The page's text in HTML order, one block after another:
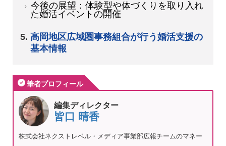
今後の展望：体験型や体づくりを取り入れ
た婚活イベントの開催
高岡地区広域圏事務組合が行う婚活支援の
基本情報
筆者プロフィール
編集ディレクター
皆口 晴香
株式会社ネクストレベル・メディア事業部広報チームのマネー